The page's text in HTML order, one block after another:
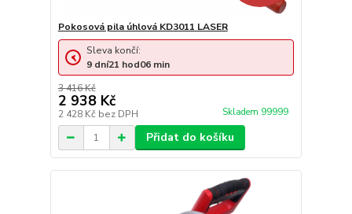
Pokosová pila úhlová KD3011 LASER
3 416 Kč
2 938 Kč
2 428 Kč bez DPH Skladem 99999
Sleva končí:
9 dní21 hod06 min
Přidat do košíku